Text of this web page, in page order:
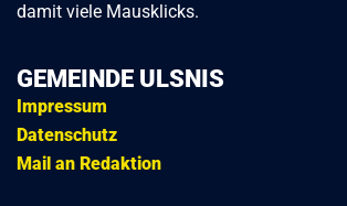
damit viele Mausklicks.
GEMEINDE ULSNIS
Impressum
Datenschutz
Mail an Redaktion